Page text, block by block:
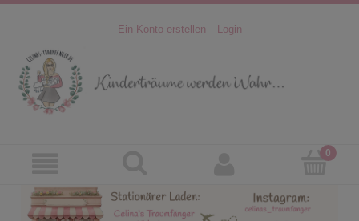
Ein Konto erstellen Login